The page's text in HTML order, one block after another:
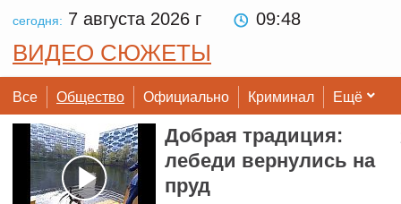
сегодня: 7 августа 2026 г 09:48
ВИДЕО СЮЖЕТЫ
Все Общество Официально Криминал Ещё
Добрая традиция:
лебеди вернулись на
пруд